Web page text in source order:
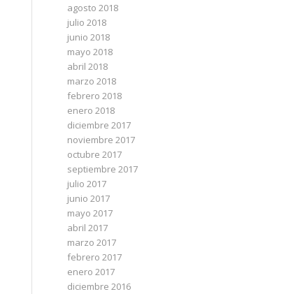
agosto 2018
julio 2018
junio 2018
mayo 2018
abril 2018
marzo 2018
febrero 2018
enero 2018
diciembre 2017
noviembre 2017
octubre 2017
septiembre 2017
julio 2017
junio 2017
mayo 2017
abril 2017
marzo 2017
febrero 2017
enero 2017
diciembre 2016